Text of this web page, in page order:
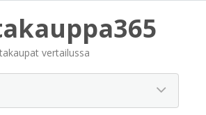
vertailussa